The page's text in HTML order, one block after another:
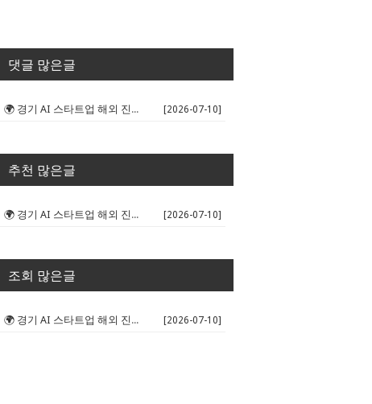
댓글 많은글
🌍 경기 AI 스타트업 해외 진출 판... [2026-07-10]
추천 많은글
🌍 경기 AI 스타트업 해외 진출 판... [2026-07-10]
조회 많은글
🌍 경기 AI 스타트업 해외 진출 판... [2026-07-10]